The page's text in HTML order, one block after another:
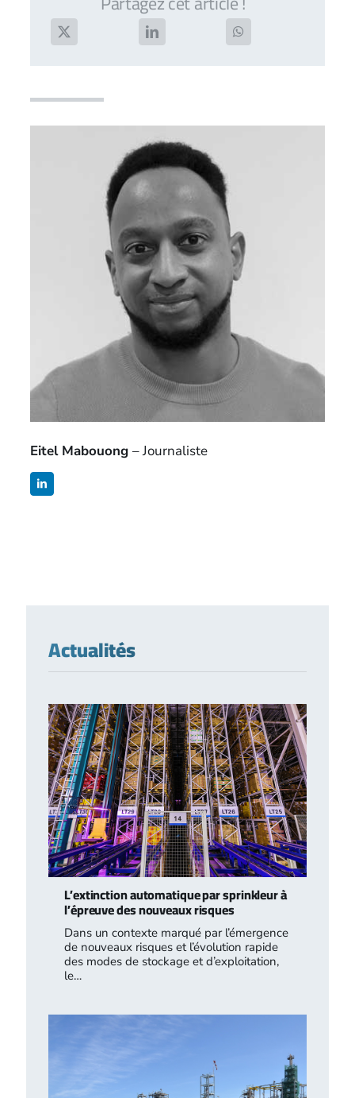
Eitel Mabouong – Journaliste
Actualités
L’extinction automatique par sprinkleur à
l’épreuve des nouveaux risques
Dans un contexte marqué par l’émergence
de nouveaux risques et l’évolution rapide
des modes de stockage et d’exploitation,
le…